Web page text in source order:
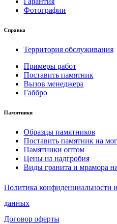
Фотографии
Справка
Территория обслуживания
Примеры работ
Поставить памятник
Вызов менеджера
Габбро
Памятники
Образцы памятников
Поставить памятник на
Памятники оптом
Цены на надгробия
Виды гранита и мрамора
Политика конфиденциальности
данных
Договор оферты